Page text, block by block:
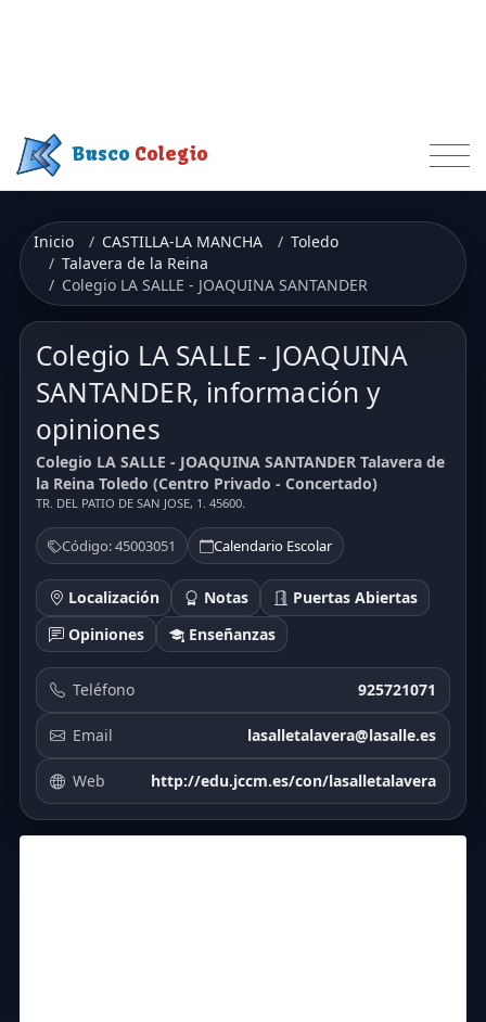
Busco Colegio
Inicio CASTILLA-LA MANCHA
Toledo
Talavera de la Reina
Colegio LA SALLE - JOAQUINA SANTANDER
Colegio LA SALLE - JOAQUINA
SANTANDER, información y
opiniones
Colegio LA SALLE - JOAQUINA SANTANDER Talavera de
la Reina Toledo (Centro Privado - Concertado)
TR. DEL PATIO DE SAN JOSE, 1. 45600.
Código: 45003051 Calendario Escolar
Localización Notas
Puertas Abiertas
Opiniones
Enseñanzas
Teléfono 925721071
Email lasalletalavera@lasalle.es
Web http://edu.jccm.es/con/lasalletalavera